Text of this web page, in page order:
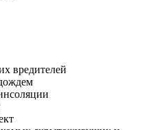
вредителей